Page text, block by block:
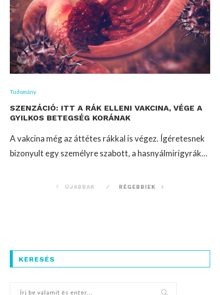
Tudomány
SZENZÁCIÓ: ITT A RÁK ELLENI VAKCINA, VÉGE A
GYILKOS BETEGSÉG KORÁNAK
A vakcina még az áttétes rákkal is végez. Ígéretesnek
bizonyult egy személyre szabott, a hasnyálmirigyrák…
ÚJABBAK RÉGEBBIEK
KERESÉS